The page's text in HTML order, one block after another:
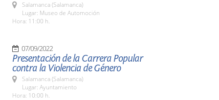
Salamanca (Salamanca)
Lugar: Museo de Automoción
Hora: 11:00 h.
07/09/2022
Presentación de la Carrera Popular
contra la Violencia de Género
Salamanca (Salamanca)
Lugar: Ayuntamiento
Hora: 10:00 h.